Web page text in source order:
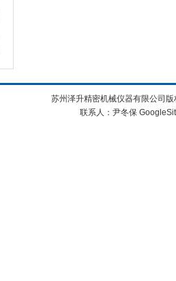
苏州泽升精密机械仪器有限公司
联系人：尹冬保